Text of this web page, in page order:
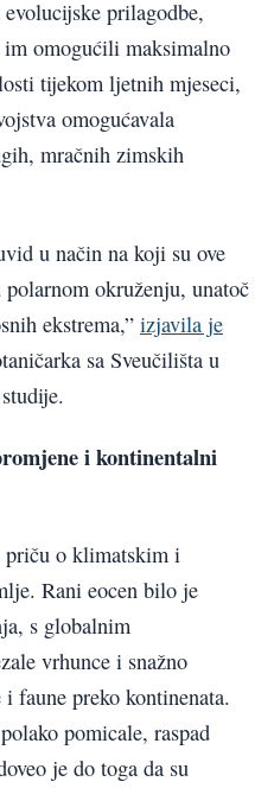
prilagodbe,
omogućili maksimalno
tijekom ljetnih mjeseci,
omogućavala
mračnih zimskih
u način na koji su ove
okruženju, unatoč
ekstrema,” izjavila je
sa Sveučilišta u
i kontinentalni
o klimatskim i
Rani eocen bilo je
s globalnim
vrhunce i snažno
faune preko kontinenata.
pomicale, raspad
je do toga da su